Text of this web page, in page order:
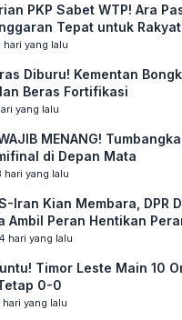
PKP Sabet WTP! Ara
Tepat untuk Rakyat
yang lalu
Diburu! Kementan
Beras Fortifikasi
yang lalu
MENANG!
di Depan Mata
hari yang lalu
Iran Kian Membara, DPR
Ambil Peran Hentikan
hari yang lalu
Timor Leste Main 10
0-0
yang lalu